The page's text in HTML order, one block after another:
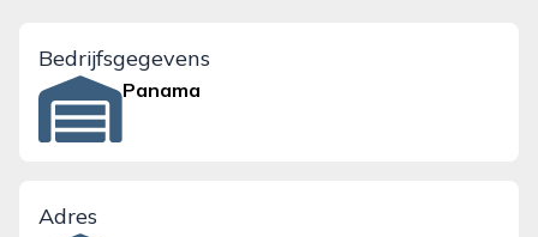
Bedrijfsgegevens
Panama
Adres